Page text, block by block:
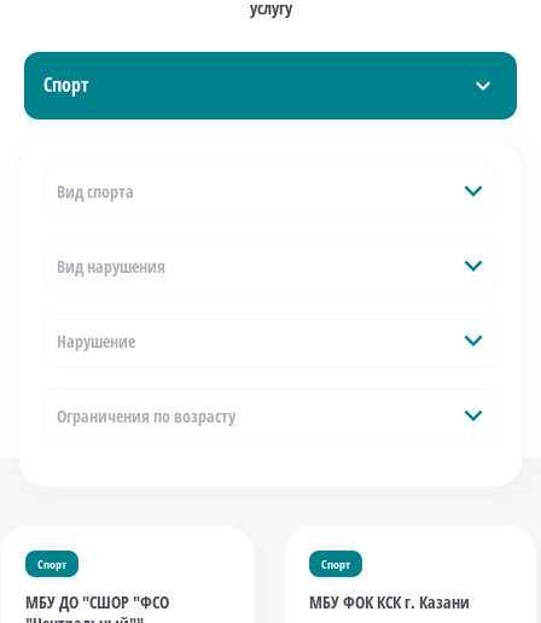
услугу
Спорт expand_more
Вид спорта expand_more
Вид нарушения expand_more
Нарушение expand_more
Ограничения по возрасту expand_more
Спорт
МБУ ДО "СШОР "ФСО
Спорт
МБУ ФОК КСК г. Казани